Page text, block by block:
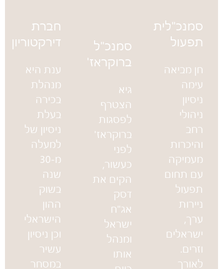
סמנכ"לית
תפעול
חן מביאה
עימה
ניסיון
ניהולי
והיכרות
מעמיקה
עם תחום
תפעול
ניירות
ישראלים
וזרים.
לאורך
סמנכ"ל
ברוקראז'
הצטרף
לפסגות
ברוקראז'
כעשור,
הקים את
אג"ח
ישראל
ומנהל
חברת
דירקטוריון
ענת היא
מנהלת
בכירה
בעלת
ניסיון של
למעלה
מ-30
בשוק
הישראלי
וכן ניסיון
עשיר
במסחר